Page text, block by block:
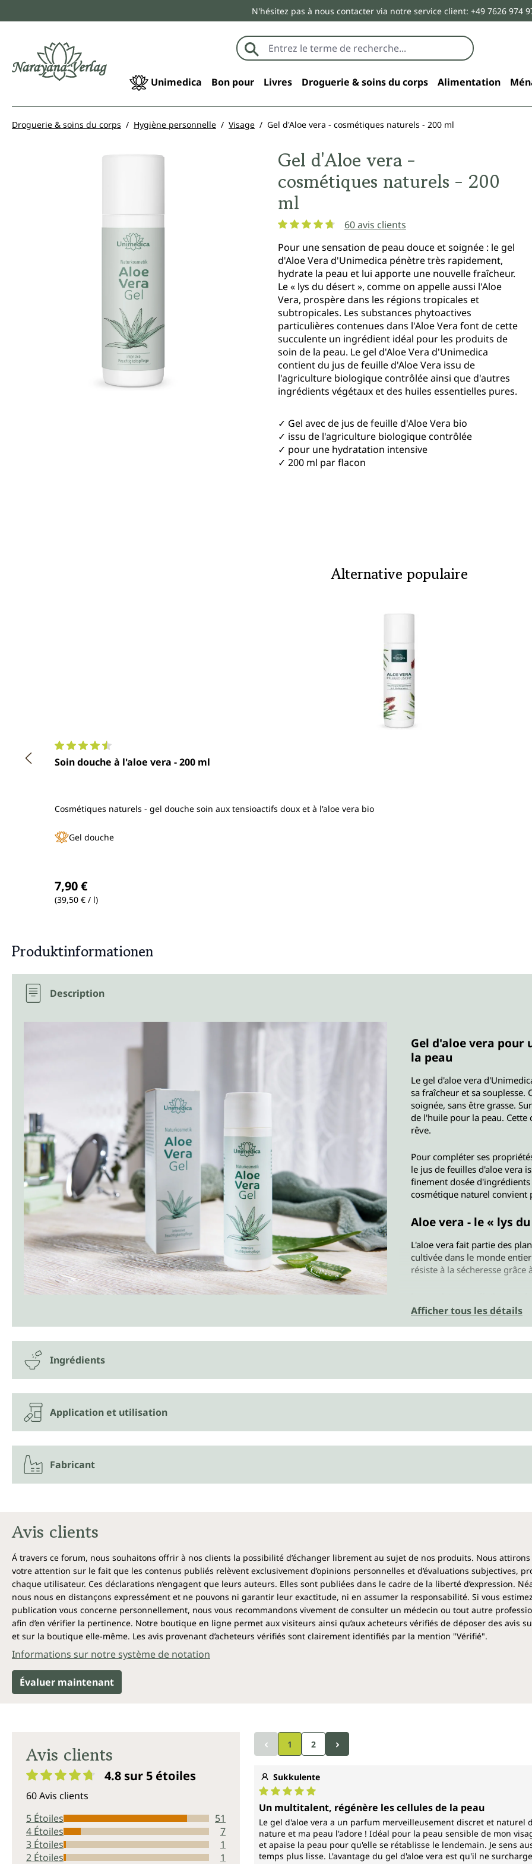
N'hésitez pas à nous contacter via notre service client: +49 7626 974
Unimedica Bon pour Livres Droguerie & soins du corps Alimentation
Droguerie & soins du corps Hygiène personnelle Visage Gel d'Aloe vera - cosmétiques naturels - 200 ml
Ignorer la galerie d'images
Gel d'Aloe vera -
cosmétiques naturels - 200
ml
60 avis clients
Pour une sensation de peau douce et soignée : le gel
d'Aloe Vera d'Unimedica pénètre très rapidement,
hydrate la peau et lui apporte une nouvelle fraîcheur.
Le « lys du désert », comme on appelle aussi l'Aloe
Vera, prospère dans les régions tropicales et
subtropicales. Les substances phytoactives
particulières contenues dans l'Aloe Vera font de cette
succulente un ingrédient idéal pour les produits de
soin de la peau. Le gel d'Aloe Vera d'Unimedica
contient du jus de feuille d'Aloe Vera issu de
l'agriculture biologique contrôlée ainsi que d'autres
ingrédients végétaux et des huiles essentielles pures.
✓ Gel avec de jus de feuille d'Aloe Vera bio
✓ issu de l'agriculture biologique contrôlée
✓ pour une hydratation intensive
✓ 200 ml par flacon
Alternative populaire
Note moyenne de 4.6 sur 5 étoiles
Soin douche à l'aloe vera - 200 ml
Cosmétiques naturels - gel douche soin aux tensioactifs doux et à l'aloe vera bio
Gel douche
7,90 €
(39,50 € / l)
Produktinformationen
Description
Gel d'aloe vera pour
la peau
Le gel d'aloe vera
sa fraîcheur et sa souplesse.
soignée, sans être grasse.
de l'huile pour la peau.
rêve.
Pour compléter ses
le jus de feuilles d'aloe vera
finement dosée
cosmétique naturel convient
Aloe vera - le « lys
L'aloe vera fait partie des
cultivée dans le monde
résiste à la sécheresse grâce
contiennent. Lorsque l'on
Afficher tous les détails
Ingrédients
Application et utilisation
Fabricant
Avis clients
Á travers ce forum, nous souhaitons offrir à nos clients la possibilité d’échanger librement au sujet de nos produits. Nous
votre attention sur le fait que les contenus publiés relèvent exclusivement d’opinions personnelles et d’évaluations subjectives,
chaque utilisateur. Ces déclarations n’engagent que leurs auteurs. Elles sont publiées dans le cadre de la liberté d’expression.
nous nous en distançons expressément et ne pouvons ni garantir leur exactitude, ni en assumer la responsabilité. Si vous
publication vous concerne personnellement, nous vous recommandons vivement de consulter un médecin ou tout autre
afin d’en vérifier la pertinence. Notre boutique en ligne permet aux visiteurs ainsi qu’aux acheteurs vérifiés de déposer des avis
et sur la boutique elle-même. Les avis provenant d’acheteurs vérifiés sont clairement identifiés par la mention "Vérifié".
Informations sur notre système de notation
Évaluer maintenant
Avis clients
4.8 sur 5 étoiles
60 Avis clients
5 Étoiles
51
4 Étoiles
7
3 Étoiles
1
2 Étoiles
1
1 2
Sukkulente
Note moyenne de 5 sur 5 étoiles
Un multitalent, régénère les cellules de la peau
Le gel d'aloe vera a un parfum merveilleusement discret et
nature et ma peau l'adore ! Idéal pour la peau sensible de mon
et apaise la peau pour qu'elle se rétablisse le lendemain. Je sens
temps plus lisse. L'avantage du gel d'aloe vera est qu'il ne